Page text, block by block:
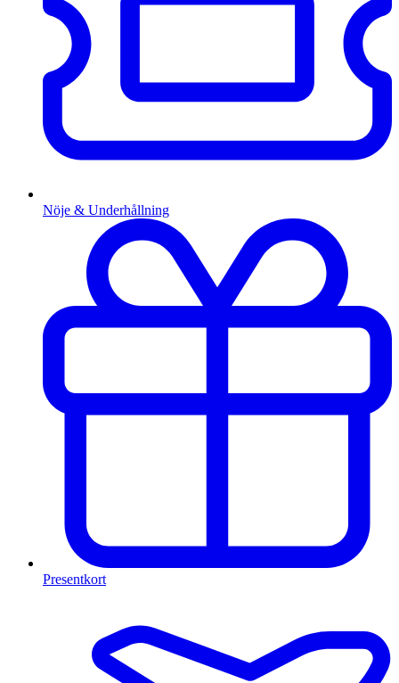
Nöje & Underhållning
Presentkort